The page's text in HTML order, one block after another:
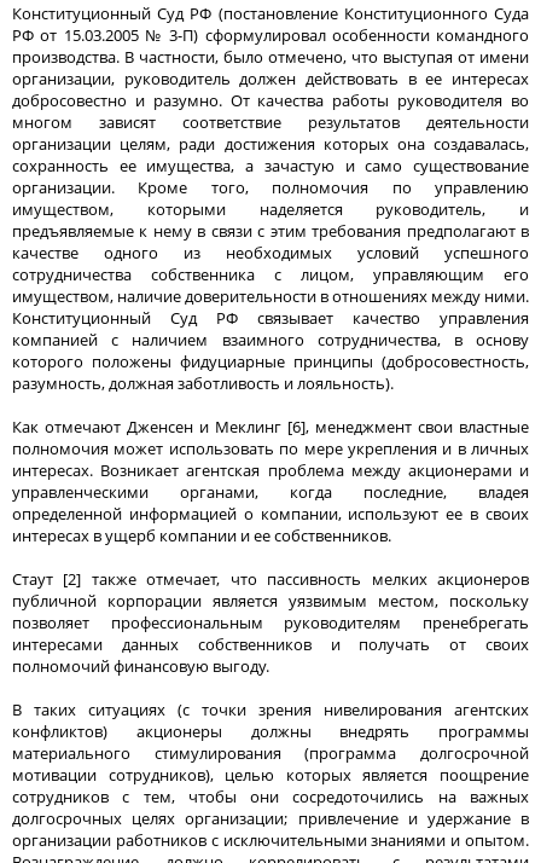
Конституционный Суд РФ (постановление Конституционного Суда
РФ от 15.03.2005 № 3-П) сформулировал особенности командного
производства. В частности, было отмечено, что выступая от имени
организации, руководитель должен действовать в ее интересах
добросовестно и разумно. От качества работы руководителя во
многом зависят соответствие результатов деятельности
организации целям, ради достижения которых она создавалась,
сохранность ее имущества, а зачастую и само существование
организации. Кроме того, полномочия по управлению
имуществом, которыми наделяется руководитель, и
предъявляемые к нему в связи с этим требования предполагают в
качестве одного из необходимых условий успешного
сотрудничества собственника с лицом, управляющим его
имуществом, наличие доверительности в отношениях между ними.
Конституционный Суд РФ связывает качество управления
компанией с наличием взаимного сотрудничества, в основу
которого положены фидуциарные принципы (добросовестность,
разумность, должная заботливость и лояльность).
Как отмечают Дженсен и Меклинг [6], менеджмент свои властные
полномочия может использовать по мере укрепления и в личных
интересах. Возникает агентская проблема между акционерами и
управленческими органами, когда последние, владея
определенной информацией о компании, используют ее в своих
интересах в ущерб компании и ее собственников.
Стаут [2] также отмечает, что пассивность мелких акционеров
публичной корпорации является уязвимым местом, поскольку
позволяет профессиональным руководителям пренебрегать
интересами данных собственников и получать от своих
полномочий финансовую выгоду.
В таких ситуациях (с точки зрения нивелирования агентских
конфликтов) акционеры должны внедрять программы
материального стимулирования (программа долгосрочной
мотивации сотрудников), целью которых является поощрение
сотрудников с тем, чтобы они сосредоточились на важных
долгосрочных целях организации; привлечение и удержание в
организации работников с исключительными знаниями и опытом.